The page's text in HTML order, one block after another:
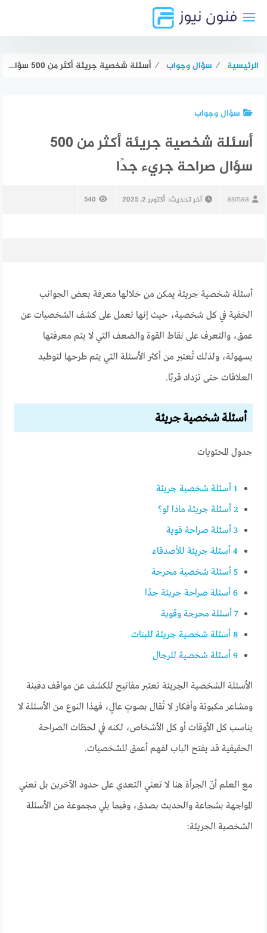
الرئيسية ⁄ سؤال وجواب ⁄ أسئلة شخصية جريئة أكثر من 500 سؤال صراحة جريء جدًا
سؤال وجواب
أسئلة شخصية جريئة أكثر من 500
سؤال صراحة جريء جدًا
asmaa آخر تحديث: أكتوبر 2, 2025 540
أسئلة شخصية جريئة يمكن من خلالها معرفة بعض الجوانب
الخفية في كل شخصية، حيث إنها تعمل على كشف الشخصيات عن
عمق، والتعرف على نقاط القوة والضعف التي لا يتم معرفتها
بسهولة، ولذلك تُعتبر من أكثر الأسئلة التي يتم طرحها لتوطيد
العلاقات حتى تزداد قربًا.
أسئلة شخصية جريئة
جدول المحتويات
1 أسئلة شخصية جريئة
2 أسئلة جريئة ماذا لو؟
3 أسئلة صراحة قوية
4 أسئلة جريئة للأصدقاء
5 أسئلة شخصية محرجة
6 أسئلة صراحة جريئة جدًا
7 أسئلة محرجة وقوية
8 أسئلة شخصية جريئة للبنات
9 أسئلة شخصية للرجال
الأسئلة الشخصية الجريئة تعتبر مفاتيح للكشف عن مواقف دفينة
ومشاعر مكبوتة وأفكار لا تُقال بصوتٍ عالٍ، فهذا النوع من الأسئلة لا
يناسب كل الأوقات أو كل الأشخاص، لكنه في لحظات الصراحة
الحقيقية قد يفتح الباب لفهم أعمق للشخصيات.
مع العلم أنّ الجرأة هنا لا تعني التعدي على حدود الآخرين بل تعني
المواجهة بشجاعة والحديث بصدق، وفيما يلي مجموعة من الأسئلة
الشخصية الجريئة: